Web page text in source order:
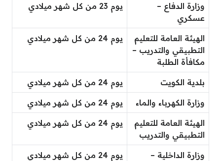
وزارة الدفاع –
عسكري
يوم 23 من كل شهر ميلادي
الهيئة العامة للتعليم
التطبيقي والتدريب –
مكافأة الطلبة
يوم 24 من كل شهر ميلادي
بلدية الكويت يوم 24 من كل شهر ميلادي
وزارة الكهرباء والماء يوم 24 من كل شهر ميلادي
الهيئة العامة للتعليم
التطبيقي والتدريب
يوم 24 من كل شهر ميلادي
وزارة الداخلية –
يوم 24 من كل شهر ميلادي